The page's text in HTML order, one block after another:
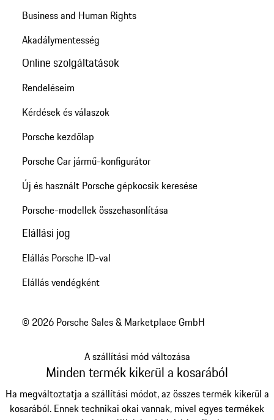
Business and Human Rights
Akadálymentesség
Online szolgáltatások
Rendeléseim
Kérdések és válaszok
Porsche kezdőlap
Porsche Car jármű-konfigurátor
Új és használt Porsche gépkocsik keresése
Porsche-modellek összehasonlítása
Elállási jog
Elállás Porsche ID-val
Elállás vendégként
© 2026 Porsche Sales & Marketplace GmbH
A szállítási mód változása
Minden termék kikerül a kosarából
Ha megváltoztatja a szállítási módot, az összes termék kikerül a
kosarából. Ennek technikai okai vannak, mivel egyes termékek